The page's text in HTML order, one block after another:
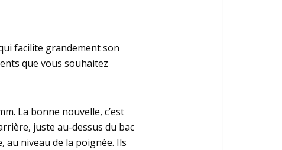
facilite grandement son
que vous souhaitez
La bonne nouvelle, c’est
juste au-dessus du bac
au niveau de la poignée. Ils